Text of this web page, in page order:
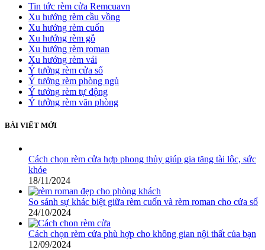
Tin tức rèm cửa Remcuavn
Xu hướng rèm cầu vồng
Xu hướng rèm cuốn
Xu hướng rèm gỗ
Xu hướng rèm roman
Xu hướng rèm vải
Ý tưởng rèm cửa sổ
Ý tưởng rèm phòng ngủ
Ý tưởng rèm tự động
Ý tưởng rèm văn phòng
BÀI VIẾT MỚI
Cách chọn rèm cửa hợp phong thủy giúp gia tăng tài lộc, sức
khỏe
18/11/2024
So sánh sự khác biệt giữa rèm cuốn và rèm roman cho cửa sổ
24/10/2024
Cách chọn rèm cửa phù hợp cho không gian nội thất của bạn
12/09/2024